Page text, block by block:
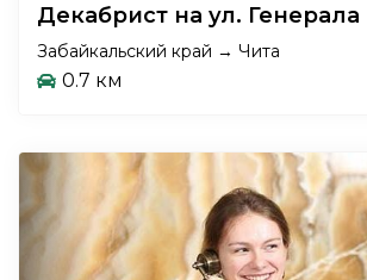
Декабрист на ул.
Забайкальский край → Чита
0.7 км